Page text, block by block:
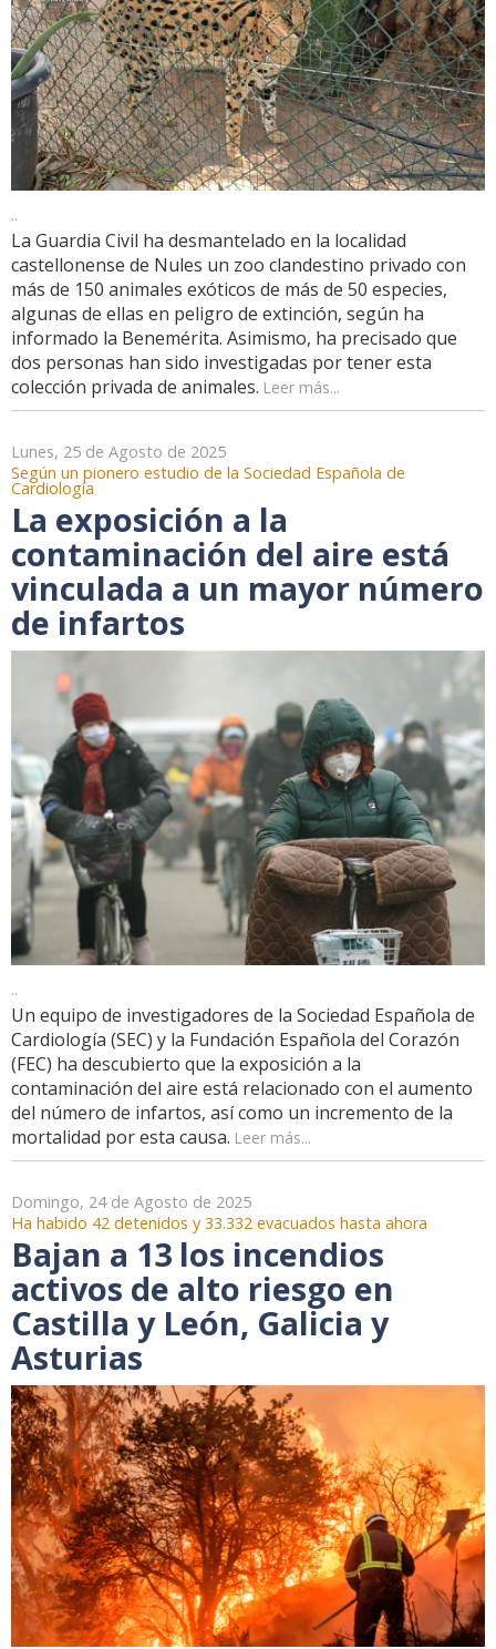
..
La Guardia Civil ha desmantelado en la localidad
castellonense de Nules un zoo clandestino privado con
más de 150 animales exóticos de más de 50 especies,
algunas de ellas en peligro de extinción, según ha
informado la Benemérita. Asimismo, ha precisado que
dos personas han sido investigadas por tener esta
colección privada de animales. Leer más...
Lunes, 25 de Agosto de 2025
Según un pionero estudio de la Sociedad Española de
Cardiología
La exposición a la
contaminación del aire está
vinculada a un mayor número
de infartos
..
Un equipo de investigadores de la Sociedad Española de
Cardiología (SEC) y la Fundación Española del Corazón
(FEC) ha descubierto que la exposición a la
contaminación del aire está relacionado con el aumento
del número de infartos, así como un incremento de la
mortalidad por esta causa. Leer más...
Domingo, 24 de Agosto de 2025
Ha habido 42 detenidos y 33.332 evacuados hasta ahora
Bajan a 13 los incendios
activos de alto riesgo en
Castilla y León, Galicia y
Asturias